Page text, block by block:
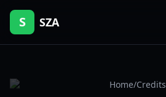
S SZA
Home/Credits